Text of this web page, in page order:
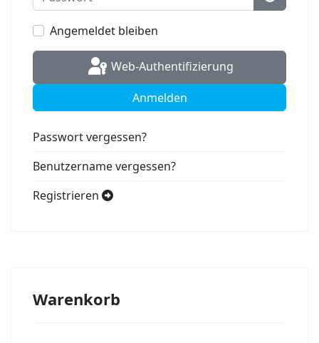
Angemeldet bleiben
Web-Authentifizierung
Anmelden
Passwort vergessen?
Benutzername vergessen?
Registrieren
Warenkorb